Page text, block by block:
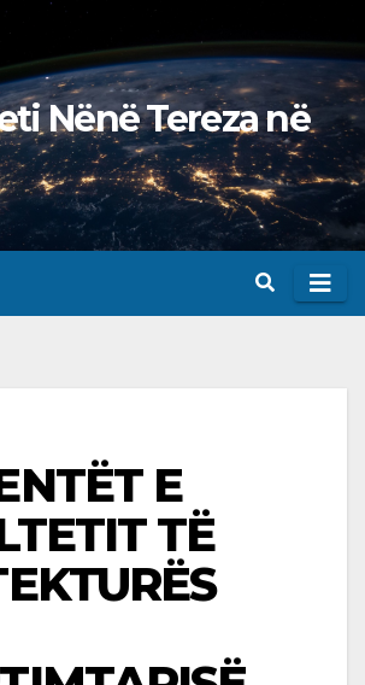
Nënë Tereza në
E
TË